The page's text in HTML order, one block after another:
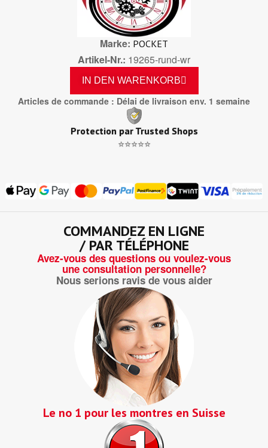
Marke POCKET
Artikel-Nr. 19265-rund-wr
IN DEN WARENKORB
Articles de commande : Délai de livraison env. 1 semaine
Protection par Trusted Shops
⭐⭐⭐⭐⭐
COMMANDEZ EN LIGNE
/ PAR TÉLÉPHONE
Avez-vous des questions ou voulez-vous
une consultation personnelle?
Nous serions ravis de vous aider
Le no 1 pour les montres en Suisse